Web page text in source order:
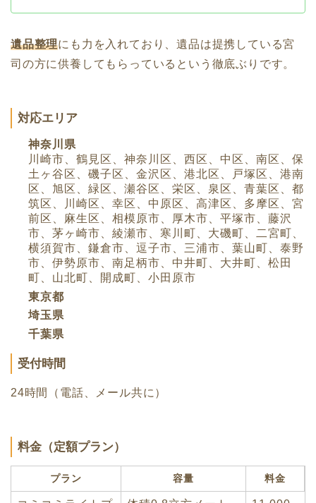
遺品整理にも力を入れており、遺品は提携している宮
司の方に供養してもらっているという徹底ぶりです。
対応エリア
神奈川県
川崎市、鶴見区、神奈川区、西区、中区、南区、保
土ヶ谷区、磯子区、金沢区、港北区、戸塚区、港南
区、旭区、緑区、瀬谷区、栄区、泉区、青葉区、都
筑区、川崎区、幸区、中原区、高津区、多摩区、宮
前区、麻生区、相模原市、厚木市、平塚市、藤沢
市、茅ヶ崎市、綾瀬市、寒川町、大磯町、二宮町、
横須賀市、鎌倉市、逗子市、三浦市、葉山町、泰野
市、伊勢原市、南足柄市、中井町、大井町、松田
町、山北町、開成町、小田原市
東京都
埼玉県
千葉県
受付時間
24時間（電話、メール共に）
料金（定額プラン）
プラン 容量 料金